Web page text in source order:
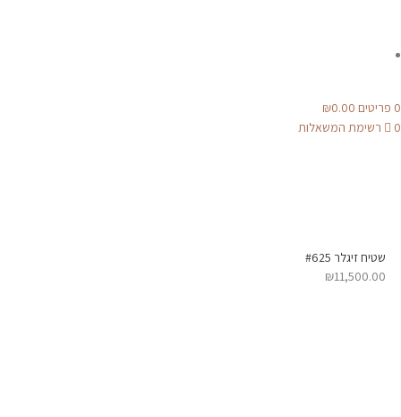
0 פריטים ₪0.00
0
רשימת המשאלות
שטיח זיגלר #625
₪11,500.00